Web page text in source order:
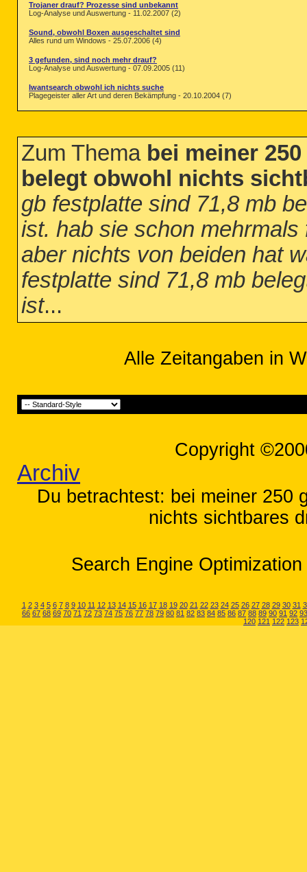
Trojaner drauf? Prozesse sind unbekannt
Log-Analyse und Auswertung - 11.02.2007 (2)
Sound, obwohl Boxen ausgeschaltet sind
Alles rund um Windows - 25.07.2006 (4)
3 gefunden, sind noch mehr drauf?
Log-Analyse und Auswertung - 07.09.2005 (11)
Iwantsearch obwohl ich nichts suche
Plagegeister aller Art und deren Bekämpfung - 20.10.2004 (7)
Zum Thema bei meiner
belegt obwohl nichts
gb festplatte sind 71,8 mb
ist. hab sie schon
aber nichts von beiden hat
festplatte sind 71,8 mb
ist...
Alle Zeitangaben in
Copyright
Archiv
Du betrachtest: bei meiner 250
nichts sichtbares
Search Engine
1 2 3 4 5 6 7 8 9 10 11 12 13 14 15 16 17 18 19 20 21 22 23 24 25 26 27 28 29 30 31
66 67 68 69 70 71 72 73 74 75 76 77 78 79 80 81 82 83 84 85 86 87 88 89 90 91 92 93
120 121 122 123